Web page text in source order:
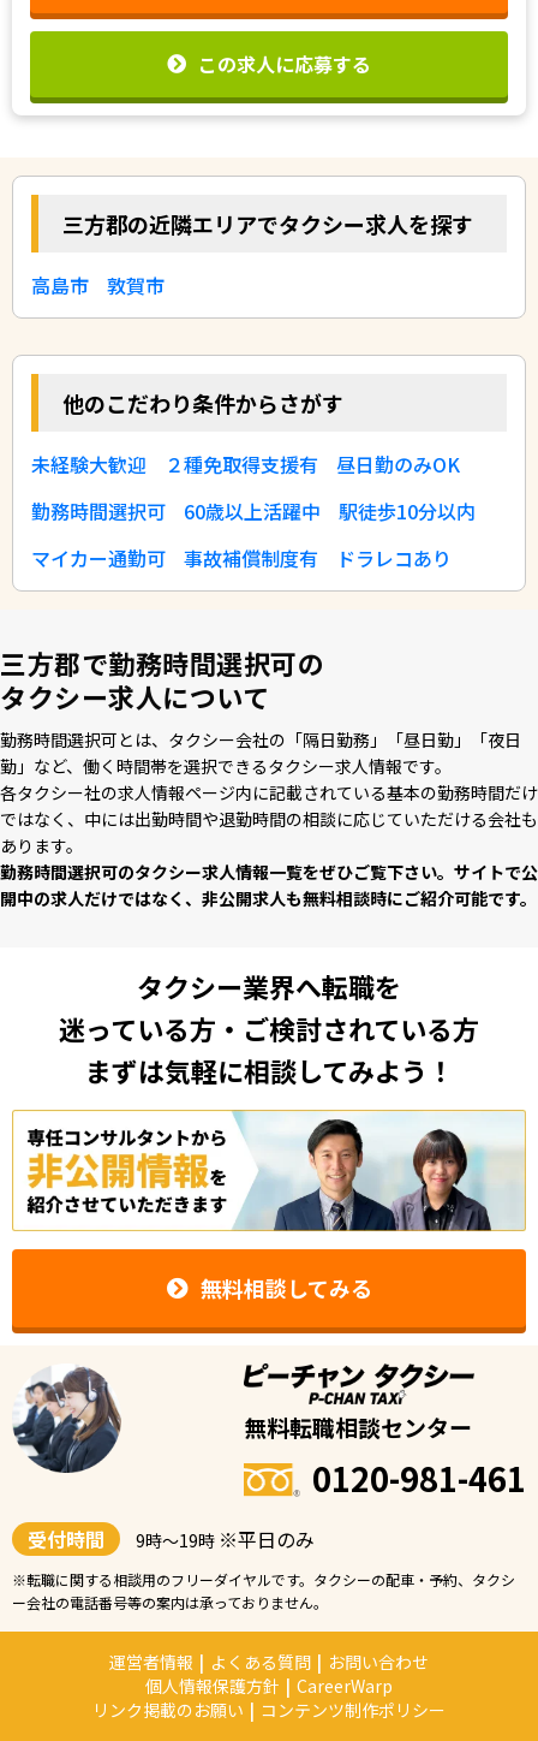
この求人に応募する
三方郡の近隣エリアでタクシー求人を探す
高島市 敦賀市
他のこだわり条件からさがす
未経験大歓迎 ２種免取得支援有
昼日勤のみOK
勤務時間選択可
60歳以上活躍中
駅徒歩10分以内
マイカー通勤可
事故補償制度有 ドラレコあり
三方郡で勤務時間選択可の
タクシー求人について
勤務時間選択可とは、タクシー会社の「隔⽇勤務」「昼⽇勤」「夜⽇
勤」など、働く時間帯を選択できるタクシー求⼈情報です。
各タクシー社の求⼈情報ページ内に記載されている基本の勤務時間だけ
ではなく、中には出勤時間や退勤時間の相談に応じていただける会社も
あります。
勤務時間選択可のタクシー求⼈情報⼀覧をぜひご覧下さい。サイトで公
開中の求⼈だけではなく、⾮公開求⼈も無料相談時にご紹介可能です。
タクシー業界へ転職を
迷っている方・ご検討されている方
まずは気軽に相談してみよう！
無料相談してみる
無料転職相談センター
0120-981-461
受付時間 9時〜19時 ※平日のみ
※転職に関する相談用のフリーダイヤルです。タクシーの配車・予約、タクシ
ー会社の電話番号等の案内は承っておりません。
運営者情報 | よくある質問 | お問い合わせ
個人情報保護方針 | CareerWarp
リンク掲載のお願い | コンテンツ制作ポリシー